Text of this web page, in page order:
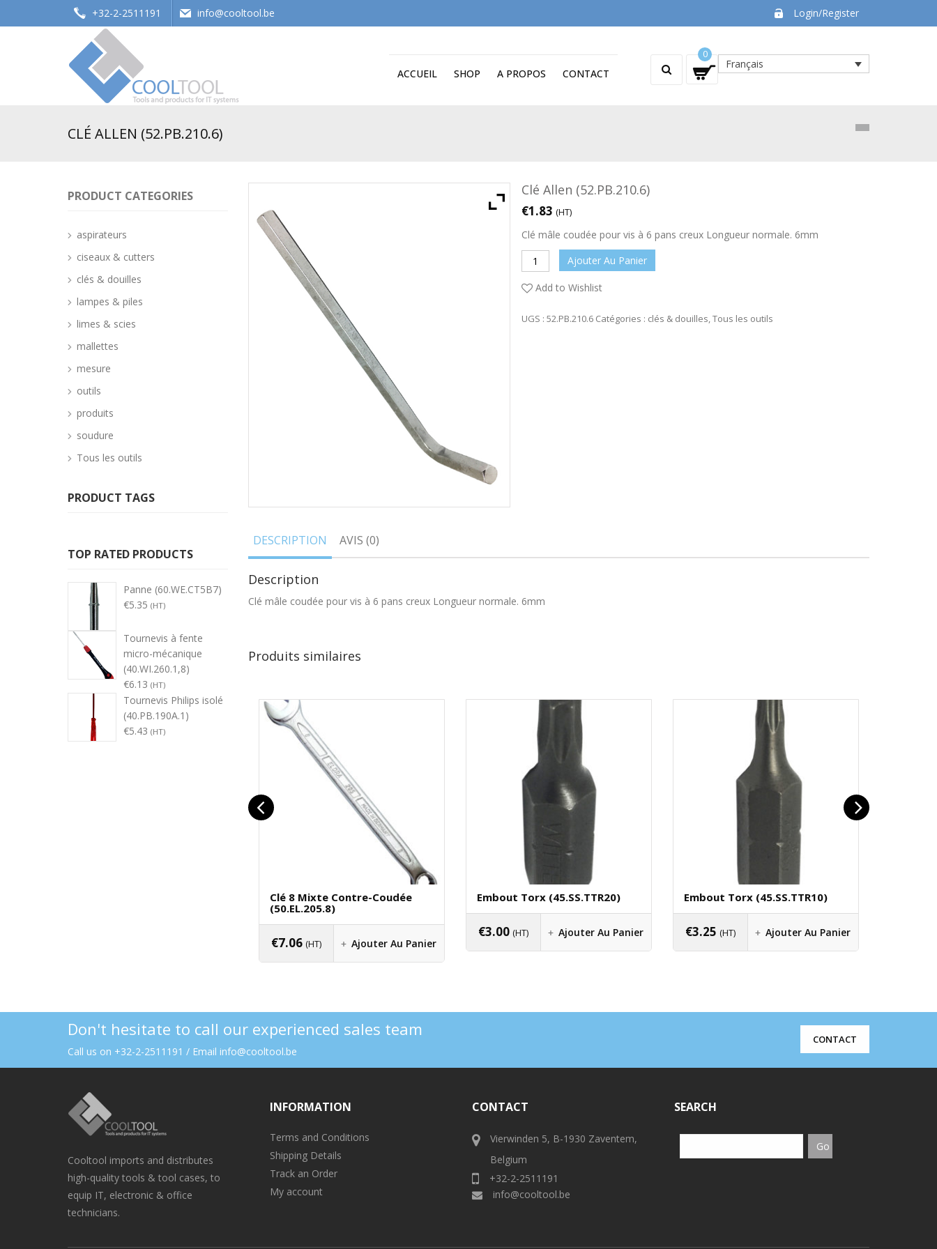
+32-2-2511191 info@cooltool.be Login/Register
Français
0
ACCUEIL SHOP A PROPOS CONTACT
CLÉ ALLEN (52.PB.210.6)
Clé Allen (52.PB.210.6)
€1.83 (HT)
Clé mâle coudée pour vis à 6 pans creux Longueur normale. 6mm
Ajouter Au Panier
Add to Wishlist
UGS : 52.PB.210.6 Catégories : clés & douilles,Tous les outils
DESCRIPTION AVIS (0)
Description
Clé mâle coudée pour vis à 6 pans creux Longueur normale. 6mm
Produits similaires
Clé 8 Mixte Contre-Coudée
(50.EL.205.8)
€7.06 (HT) Ajouter Au Panier
Embout Torx (45.SS.TTR20)
€3.00 (HT) Ajouter Au Panier
Embout Torx (45.SS.TTR10)
€3.25 (HT) Ajouter Au Panier
PRODUCT CATEGORIES
aspirateurs
ciseaux & cutters
clés & douilles
lampes & piles
limes & scies
mallettes
mesure
outils
produits
soudure
Tous les outils
PRODUCT TAGS
TOP RATED PRODUCTS
Panne (60.WE.CT5B7)
€5.35 (HT)
Tournevis à fente
micro-mécanique
(40.WI.260.1,8)
€6.13 (HT)
Tournevis Philips isolé
(40.PB.190A.1)
€5.43 (HT)
Don't hesitate to call our experienced sales team
Call us on +32-2-2511191 / Email info@cooltool.be
CONTACT
Cooltool imports and distributes
high-quality tools & tool cases, to
equip IT, electronic & office
technicians.
INFORMATION
Terms and Conditions
Shipping Details
Track an Order
My account
CONTACT
Vierwinden 5, B-1930 Zaventem,
Belgium
+32-2-2511191
info@cooltool.be
SEARCH